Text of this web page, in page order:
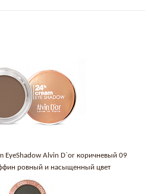
EyeShadow Alvin D`or коричневый 09
ровный и насыщенный цвет